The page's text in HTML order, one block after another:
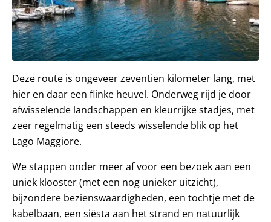
Deze route is ongeveer zeventien kilometer lang, met
hier en daar een flinke heuvel. Onderweg rijd je door
afwisselende landschappen en kleurrijke stadjes, met
zeer regelmatig een steeds wisselende blik op het
Lago Maggiore.
We stappen onder meer af voor een bezoek aan een
uniek klooster (met een nog unieker uitzicht),
bijzondere bezienswaardigheden, een tochtje met de
kabelbaan, een siësta aan het strand en natuurlijk